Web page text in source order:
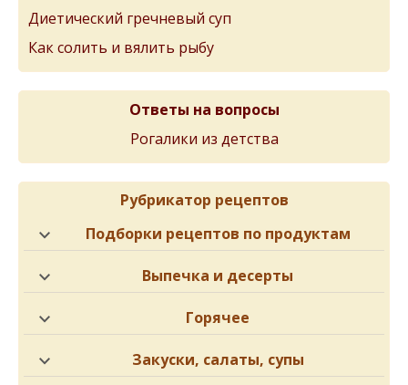
Диетический гречневый суп
Как солить и вялить рыбу
Ответы на вопросы
Рогалики из детства
Рубрикатор рецептов
Подборки рецептов по продуктам
Выпечка и десерты
Горячее
Закуски, салаты, супы